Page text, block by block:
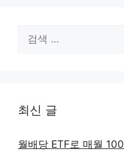
색:
최신 글
월배당 ETF로 매월